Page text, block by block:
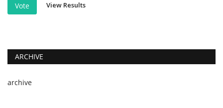
Vote View Results
ARCHIVE
archive